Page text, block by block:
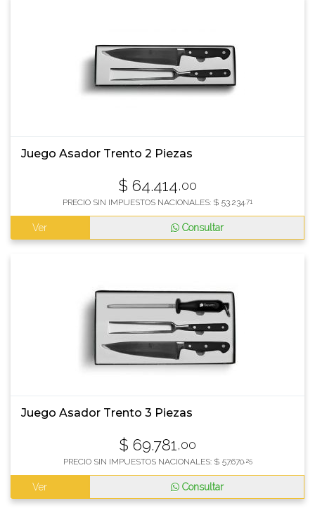
Juego Asador Trento 2 Piezas
$ 64.414,00
PRECIO SIN IMPUESTOS NACIONALES: $ 53.234,71
Ver Consultar
Juego Asador Trento 3 Piezas
$ 69.781 ,00
PRECIO SIN IMPUESTOS NACIONALES: $ 57.670,25
Ver Consultar